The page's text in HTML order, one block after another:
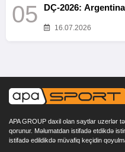
05 DÇ-2026:
16.07.2026
APA GROUP daxil olan saytlar uzerlər
qorunur. Məlumatdan istifadə etdikdə
istifadə edildikdə müvafiq keçidin